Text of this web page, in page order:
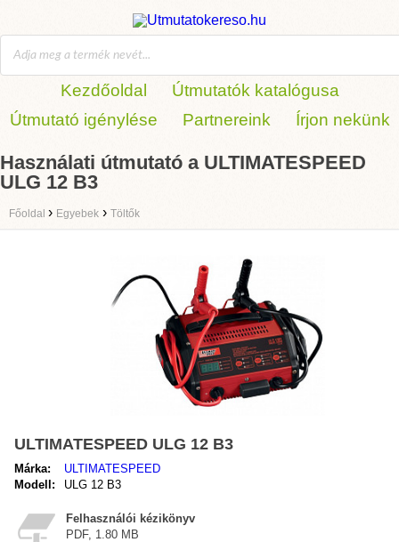
Kezdőoldal
Útmutatók katalógusa
Útmutató igénylése
Partnereink Írjon nekünk
Használati útmutató a ULTIMATESPEED
ULG 12 B3
Főoldal › Egyebek › Töltők
ULTIMATESPEED ULG 12 B3
Márka:
ULTIMATESPEED
Modell:
ULG 12 B3
Felhasználói kézikönyv
PDF, 1.80 MB